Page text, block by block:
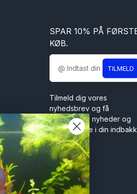
SPAR 10% PÅ
KØB.
TILMELD
Tilmeld dig vores
nyhedsbrev og få
spændende nyheder og
tilbud direkte i din